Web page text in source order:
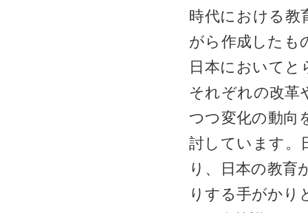
時代における教
がら作成したも
日本においてと
それぞれの改革
つつ変化の動向
討しています。
り、日本の教育
りする手がかり